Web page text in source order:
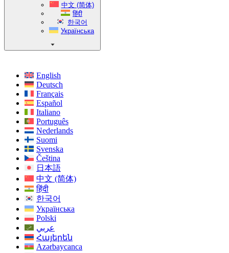
中文 (简体)
हिंदी
한국어
Українська
English
Deutsch
Français
Español
Italiano
Português
Nederlands
Suomi
Svenska
Čeština
日本語
中文 (简体)
हिंदी
한국어
Українська
Polski
عربي
Հայերեն
Azərbaycanca